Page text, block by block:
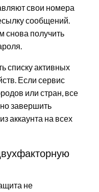
свои номера
сообщений.
снова получить
списку активных
Если сервис
или стран, все
завершить
аккаунта на всех
не